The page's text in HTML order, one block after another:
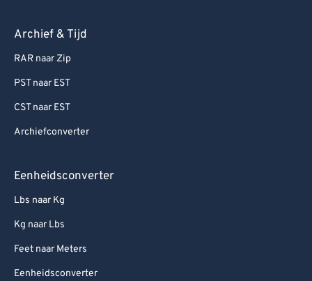
Archief & Tijd
RAR naar Zip
PST naar EST
CST naar EST
Archiefconverter
Eenheidsconverter
Lbs naar Kg
Kg naar Lbs
Feet naar Meters
Eenheidsconverter